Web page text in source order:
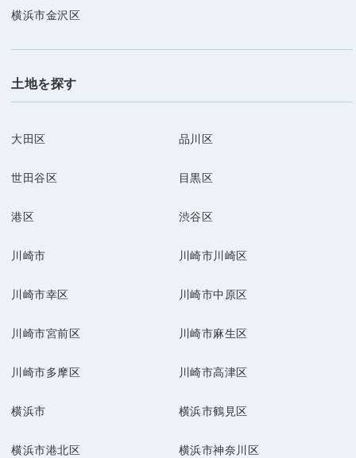
横浜市金沢区
土地を探す
大田区 品川区
世田谷区 目黒区
港区 渋谷区
川崎市 川崎市川崎区
川崎市幸区 川崎市中原区
川崎市宮前区 川崎市麻生区
川崎市多摩区 川崎市高津区
横浜市 横浜市鶴見区
横浜市港北区 横浜市神奈川区